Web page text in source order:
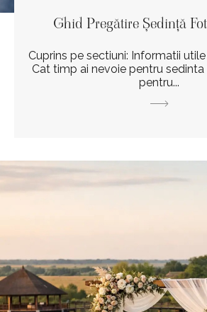
Ghid Pregătire Ședință
Cuprins pe sectiuni: Informatii
Cat timp ai nevoie pentru
pentru...